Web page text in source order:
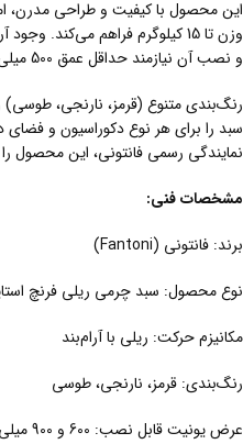
این محصول با کیفیت و طراحی مدرن،
وزن تا 15 کیلوگرم فراهم
و نصب آن نیازمند حداقل عمق 500 میلی‌متر است.
سبد را برای هر نوع دکوراسیون و
نمایندگی رسمی فانتونی، این محصول
مشخصات فنی:
برند: فانتونی (Fantoni)
نوع محصول: سبد چرمی ریلی فرنچ
مکانیزم حرکت: ریلی با آرام‌بند
رنگ‌بندی: قرمز، نارنجی، طوسی
عرض یونیت قابل نصب: 600 و 900 میلی‌متر